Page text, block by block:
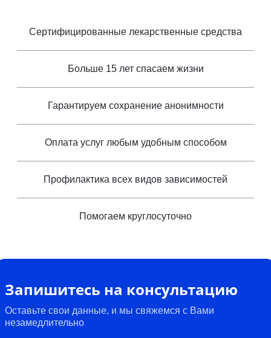
Сертифицированные лекарственные средства
Больше 15 лет спасаем жизни
Гарантируем сохранение анонимности
Оплата услуг любым удобным способом
Профилактика всех видов зависимостей
Помогаем круглосуточно
Запишитесь на консультацию
Оставьте свои данные, и мы свяжемся с Вами
незамедлительно